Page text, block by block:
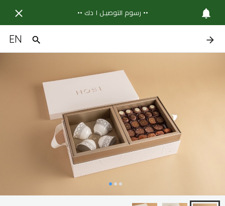
•• رسوم التوصيـل ١ دك ••
EN